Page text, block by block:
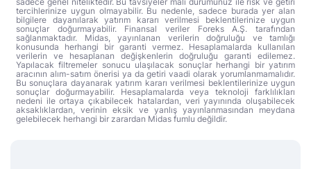
tercihlerinize uygun olmayabilir. Bu nedenle, sadece burada yer alan
bilgilere dayanılarak yatırım kararı verilmesi beklentilerinize uygun
sonuçlar doğurmayabilir. Finansal veriler Foreks A.Ş. tarafından
sağlanmaktadır. Midas, yayınlanan verilerin doğruluğu ve tamlığı
konusunda herhangi bir garanti vermez. Hesaplamalarda kullanılan
verilerin ve hesaplanan değişkenlerin doğruluğu garanti edilemez.
Yapılacak filtremeler sonucu ulaşılacak sonuçlar herhangi bir yatırım
aracının alım-satım önerisi ya da getiri vaadi olarak yorumlanmamalıdır.
Bu sonuçlara dayanarak yatırım kararı verilmesi beklentilerinize uygun
sonuçlar doğurmayabilir. Hesaplamalarda veya teknoloji farklılıkları
nedeni ile ortaya çıkabilecek hatalardan, veri yayınında oluşabilecek
aksaklıklardan, verinin eksik ve yanlış yayınlanmasından meydana
gelebilecek herhangi bir zarardan Midas fumlu değildir.